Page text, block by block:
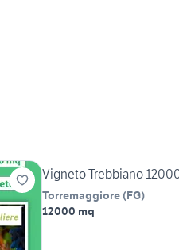
Vigneto Trebbiano
Torremaggiore (FG)
12000 mq